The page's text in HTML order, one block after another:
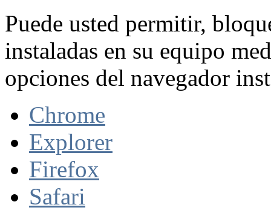
Puede usted permitir,
instaladas en su equipo
opciones del navegador
Chrome
Explorer
Firefox
Safari